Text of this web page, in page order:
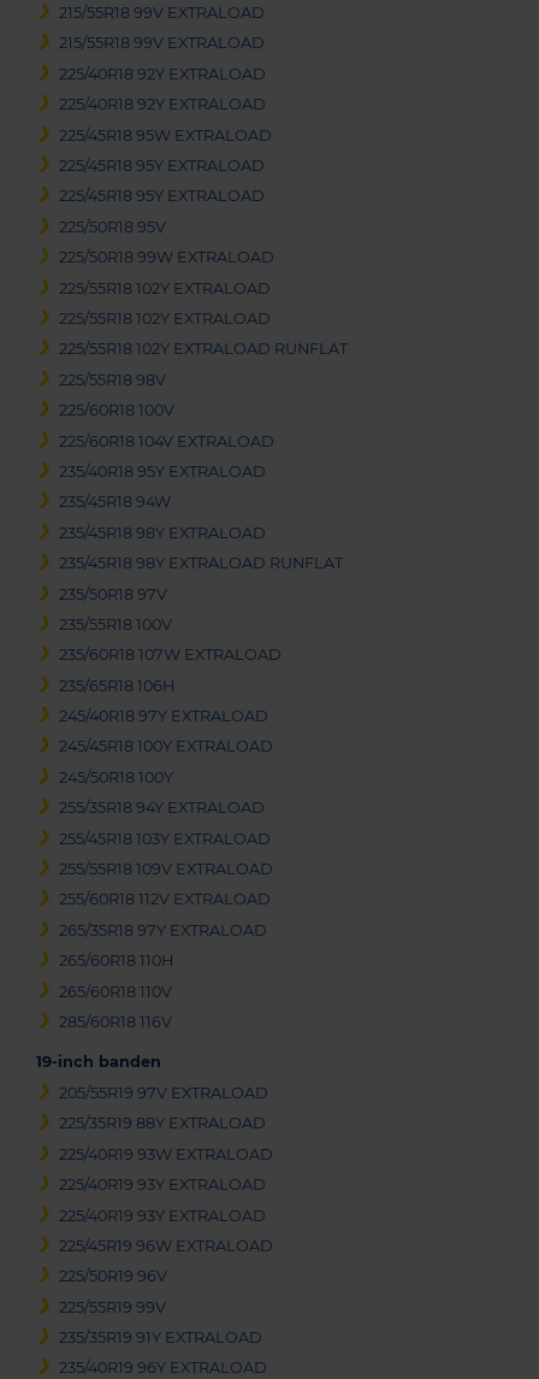
215/55R18 99V EXTRALOAD
215/55R18 99V EXTRALOAD
225/40R18 92Y EXTRALOAD
225/40R18 92Y EXTRALOAD
225/45R18 95W EXTRALOAD
225/45R18 95Y EXTRALOAD
225/45R18 95Y EXTRALOAD
225/50R18 95V
225/50R18 99W EXTRALOAD
225/55R18 102Y EXTRALOAD
225/55R18 102Y EXTRALOAD
225/55R18 102Y EXTRALOAD RUNFLAT
225/55R18 98V
225/60R18 100V
225/60R18 104V EXTRALOAD
235/40R18 95Y EXTRALOAD
235/45R18 94W
235/45R18 98Y EXTRALOAD
235/45R18 98Y EXTRALOAD RUNFLAT
235/50R18 97V
235/55R18 100V
235/60R18 107W EXTRALOAD
235/65R18 106H
245/40R18 97Y EXTRALOAD
245/45R18 100Y EXTRALOAD
245/50R18 100Y
255/35R18 94Y EXTRALOAD
255/45R18 103Y EXTRALOAD
255/55R18 109V EXTRALOAD
255/60R18 112V EXTRALOAD
265/35R18 97Y EXTRALOAD
265/60R18 110H
265/60R18 110V
285/60R18 116V
19-inch banden
205/55R19 97V EXTRALOAD
225/35R19 88Y EXTRALOAD
225/40R19 93W EXTRALOAD
225/40R19 93Y EXTRALOAD
225/40R19 93Y EXTRALOAD
225/45R19 96W EXTRALOAD
225/50R19 96V
225/55R19 99V
235/35R19 91Y EXTRALOAD
235/40R19 96Y EXTRALOAD